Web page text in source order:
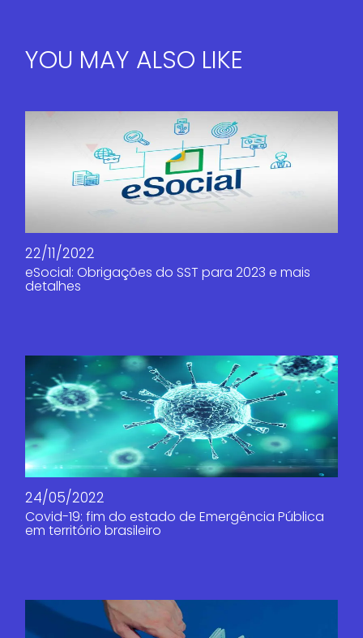
YOU MAY ALSO LIKE
22/11/2022
eSocial: Obrigações do SST para 2023 e mais
detalhes
24/05/2022
Covid-19: fim do estado de Emergência Pública
em território brasileiro